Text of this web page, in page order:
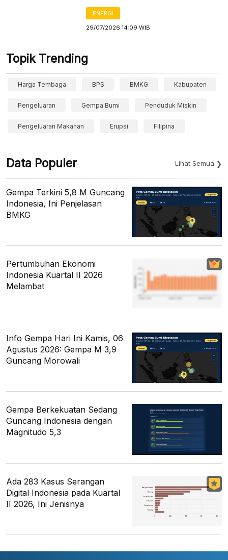
ENERGI
29/07/2026 14:09 WIB
Topik Trending
Harga Tembaga BPS BMKG Kabupaten
Pengeluaran Gempa Bumi Penduduk Miskin
Pengeluaran Makanan Erupsi Filipina
Data Populer Lihat Semua
Gempa Terkini 5,8 M Guncang
Indonesia, Ini Penjelasan
BMKG
Pertumbuhan Ekonomi
Indonesia Kuartal II 2026
Melambat
Info Gempa Hari Ini Kamis, 06
Agustus 2026: Gempa M 3,9
Guncang Morowali
Gempa Berkekuatan Sedang
Guncang Indonesia dengan
Magnitudo 5,3
Ada 283 Kasus Serangan
Digital Indonesia pada Kuartal
II 2026, Ini Jenisnya